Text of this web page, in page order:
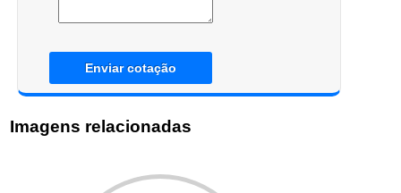
Enviar cotação
Imagens relacionadas